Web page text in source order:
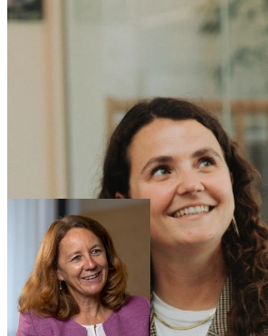
Onze Community is nieuwsgierig, tech-
bij talent events
Je eerste aanrakingspunt met onze kennis:
mee tijdens een van onze events, en kom